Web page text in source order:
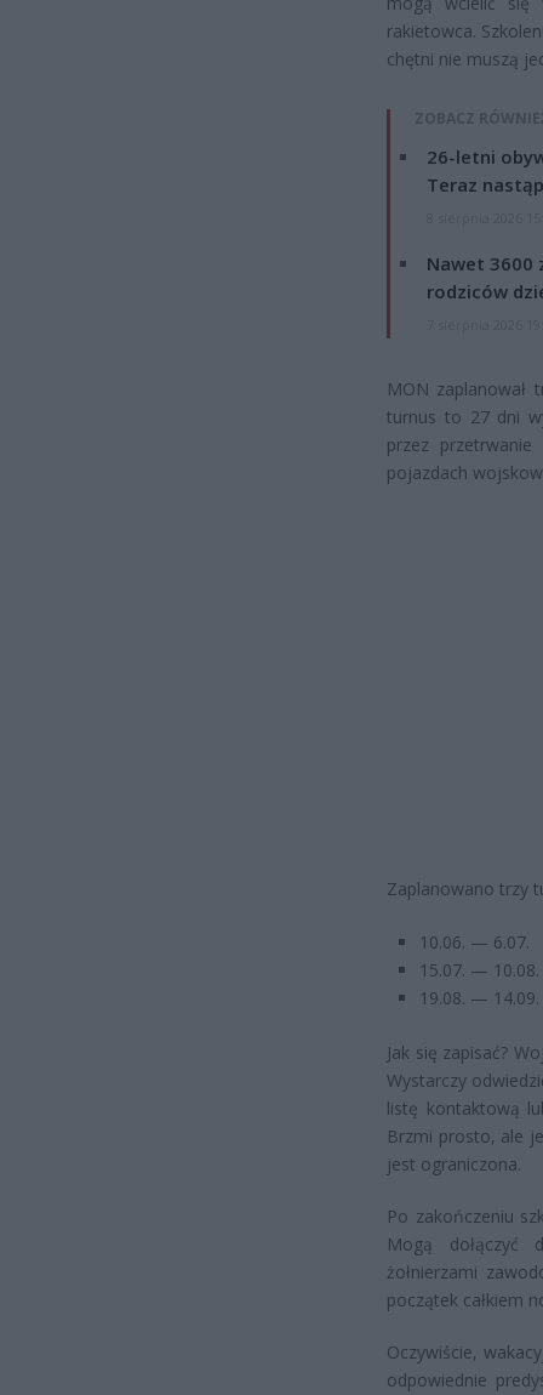
rakietowca.
chętni nie muszą
ZOBACZ
26-letni
Teraz
Nawet 3600
rodziców
MON zaplanował
turnus to 27 dni
przez
pojazdach
Zaplanowano trzy
10.06. — 6.07.
15.07. — 10.08.
19.08. — 14.09.
Jak się zapisać?
Wystarczy
listę kontaktową
Brzmi prosto, ale
jest ograniczona.
Po zakończeniu
Mogą dołączyć
żołnierzami
początek całkiem
Oczywiście,
odpowiednie